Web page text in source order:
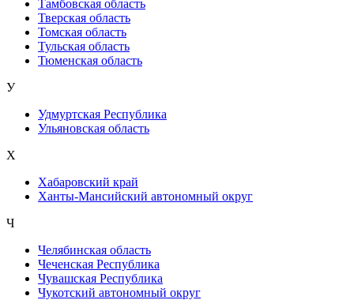
Тамбовская область
Тверская область
Томская область
Тульская область
Тюменская область
У
Удмуртская Республика
Ульяновская область
Х
Хабаровский край
Ханты-Мансийский автономный округ
Ч
Челябинская область
Чеченская Республика
Чувашская Республика
Чукотский автономный округ